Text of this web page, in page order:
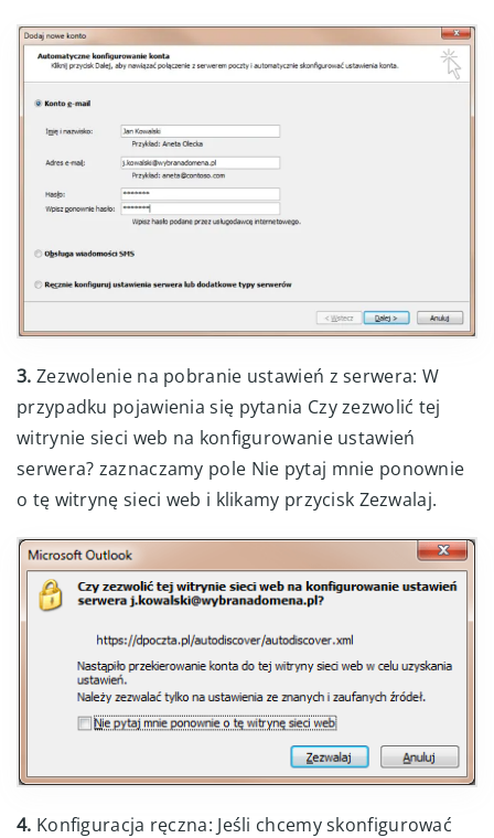
3. Zezwolenie na pobranie ustawień z serwera: W
przypadku pojawienia się pytania Czy zezwolić tej
witrynie sieci web na konfigurowanie ustawień
serwera? zaznaczamy pole Nie pytaj mnie ponownie
o tę witrynę sieci web i klikamy przycisk Zezwalaj.
4. Konfiguracja ręczna: Jeśli chcemy skonfigurować